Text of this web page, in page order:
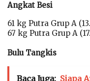
Angkat Besi
61 kg Putra Grup A
67 kg Putra Grup A
Bulu Tangkis
Baca Juga: Siapa